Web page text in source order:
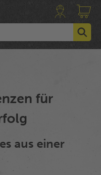
für
aus einer